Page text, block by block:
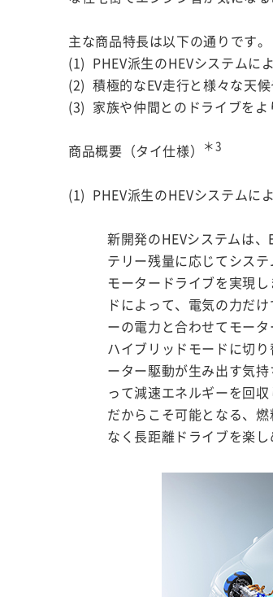
主な商品特長は以下の通りです。
(1) PHEV派生のHEVシステムに
(2) 積極的なEV走行と様々な天
(3) 家族や仲間とのドライブをよ
商品概要（タイ仕様） ＊3
(1) PHEV派生のHEVシステムに
新開発のHEVシステムは
テリー残量に応じてシス
モータードライブを実現
ドによって、電気の力だ
ーの電力と合わせてモー
ハイブリッドモードに切
ーター駆動が生み出す気
って減速エネルギーを回
だからこそ可能となる、燃
なく長距離ドライブを楽